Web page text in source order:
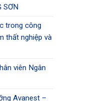
SƠN
trong công
thất nghiệp và
viên Ngân
Avanest –